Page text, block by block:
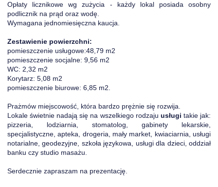
Opłaty licznikowe wg zużycia - każdy lokal posiada osobny
podlicznik na prąd oraz wodę.
Wymagana jednomiesięczna kaucja.
Zestawienie powierzchni:
pomieszczenie usługowe:48,79 m2
pomieszczenie socjalne: 9,56 m2
WC: 2,32 m2
Korytarz: 5,08 m2
pomieszczenie biurowe: 6,85 m2.
Prażmów miejscowość, która bardzo prężnie się rozwija.
Lokale świetnie nadają się na wszelkiego rodzaju usługi takie jak:
pizzeria, lodziarnia, stomatolog, gabinety lekarskie,
specjalistyczne, apteka, drogeria, mały market, kwiaciarnia, usługi
notarialne, geodezyjne, szkoła językowa, usługi dla dzieci, oddział
banku czy studio masażu.
Serdecznie zapraszam na prezentację.